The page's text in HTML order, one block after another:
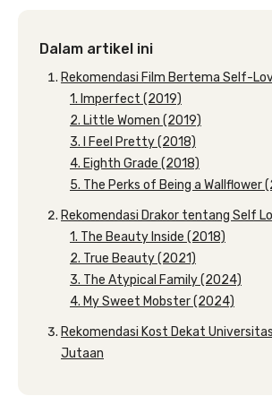
Dalam artikel ini
Rekomendasi Film Bertema Self-
1. Imperfect (2019)
2. Little Women (2019)
3. I Feel Pretty (2018)
4. Eighth Grade (2018)
5. The Perks of Being a Wallflower
Rekomendasi Drakor tentang Self
1. The Beauty Inside (2018)
2. True Beauty (2021)
3. The Atypical Family (2024)
4. My Sweet Mobster (2024)
Rekomendasi Kost Dekat
Jutaan